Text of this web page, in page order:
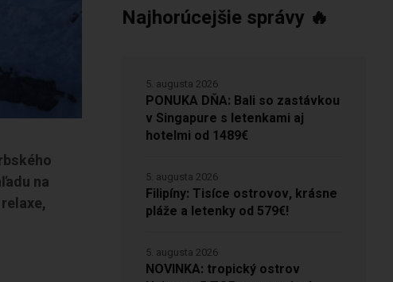
na
Najhorúcejšie správy 🔥
PONUKA DŇA: Bali so zastávkou
v Singapure s letenkami aj
hotelmi od 1489€
5. augusta 2026
Filipíny: Tisíce ostrovov, krásne
pláže a letenky od 579€!
5. augusta 2026
NOVINKA: tropický ostrov
5. augusta 2026